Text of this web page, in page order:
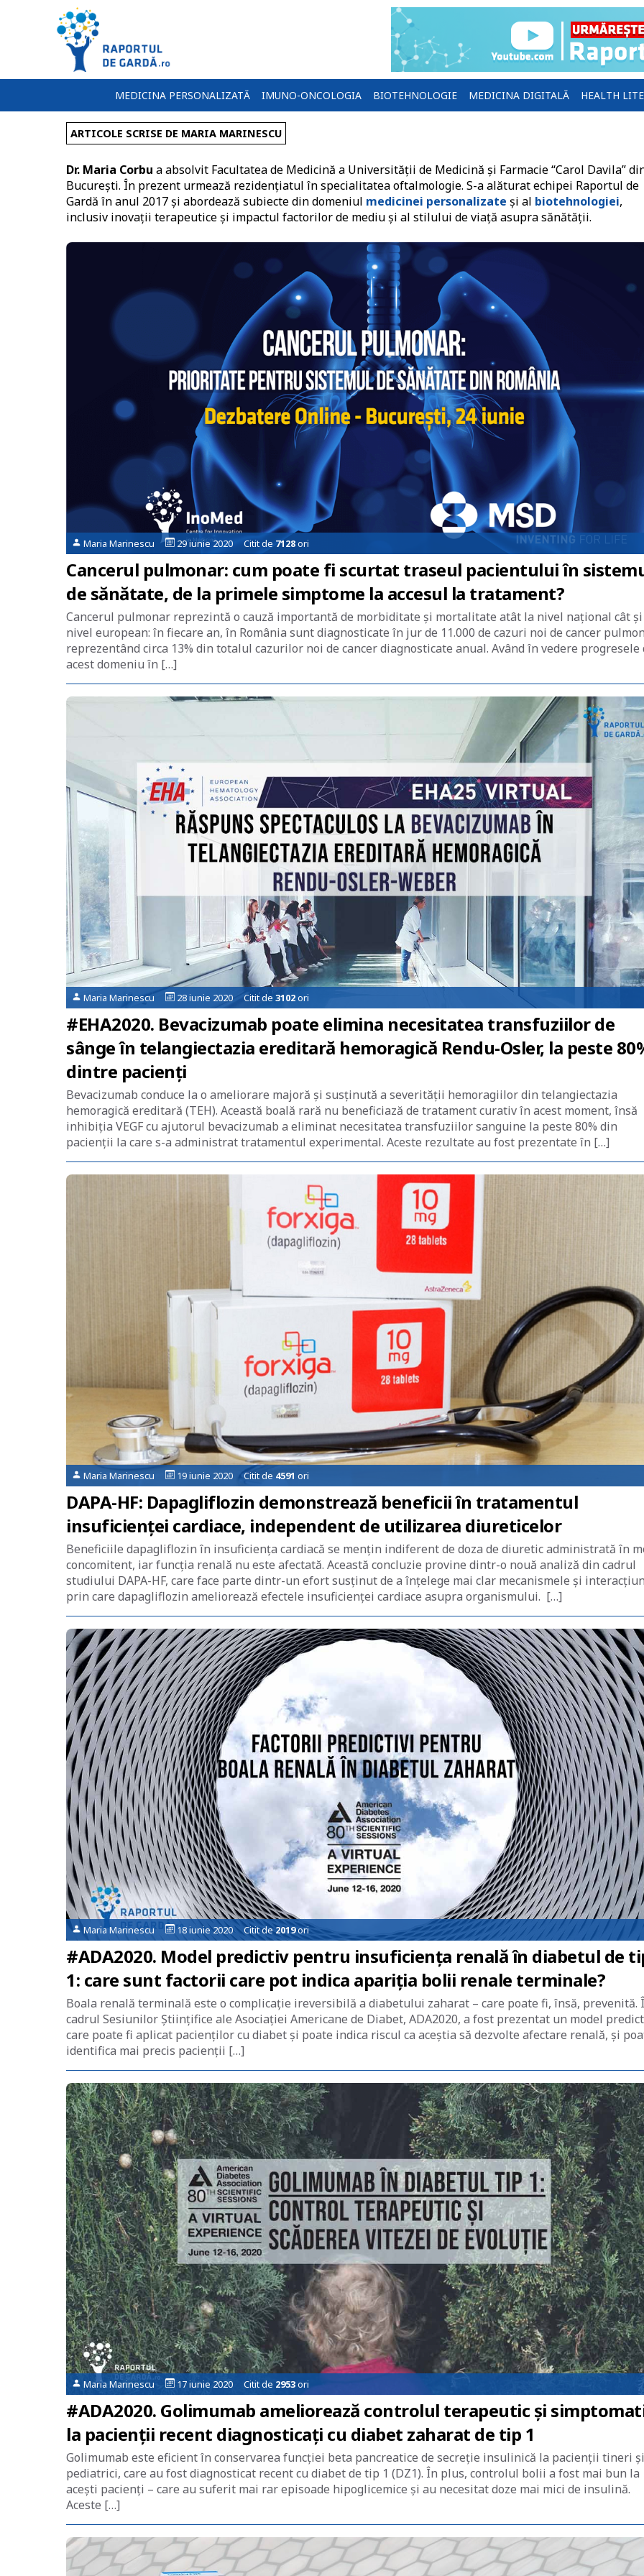
MEDICINA PERSONALIZATĂ IMUNO-ONCOLOGIA BIOTEHNOLOGIE MEDICINA DIGITALĂ HEALTH
ARTICOLE SCRISE DE MARIA MARINESCU
Dr. Maria Corbu a absolvit Facultatea de Medicină a Universității de Medicină și Farmacie “Carol Davila”
București. În prezent urmează rezidențiatul în specialitatea oftalmologie. S-a alăturat echipei Raportul de
Gardă în anul 2017 și abordează subiecte din domeniul medicinei personalizate și al biotehnologiei,
inclusiv inovații terapeutice și impactul factorilor de mediu și al stilului de viață asupra sănătății.
Maria Marinescu 29 iunie 2020 Citit de7128ori
Cancerul pulmonar: cum poate fi scurtat traseul pacientului în
de sănătate, de la primele simptome la accesul la tratament?
Cancerul pulmonar reprezintă o cauză importantă de morbiditate și mortalitate atât la nivel național cât
nivel european: în fiecare an, în România sunt diagnosticate în jur de 11.000 de cazuri noi de cancer
reprezentând circa 13% din totalul cazurilor noi de cancer diagnosticate anual. Având în vedere progresele
acest domeniu în […]
Maria Marinescu 28 iunie 2020 Citit de 3102ori
#EHA2020. Bevacizumab poate elimina necesitatea transfuziilor de
sânge în telangiectazia ereditară hemoragică Rendu-Osler, la peste
dintre pacienți
Bevacizumab conduce la o ameliorare majoră și susținută a severității hemoragiilor din telangiectazia
hemoragică ereditară (TEH). Această boală rară nu beneficiază de tratament curativ în acest moment, însă
inhibiția VEGF cu ajutorul bevacizumab a eliminat necesitatea transfuziilor sanguine la peste 80% din
pacienții la care s-a administrat tratamentul experimental. Aceste rezultate au fost prezentate în […]
Maria Marinescu 19 iunie 2020 Citit de 4591 ori
DAPA-HF: Dapagliflozin demonstrează beneficii în tratamentul
insuficienței cardiace, independent de utilizarea diureticelor
Beneficiile dapagliflozin în insuficiența cardiacă se mențin indiferent de doza de diuretic administrată în
concomitent, iar funcția renală nu este afectată. Această concluzie provine dintr-o nouă analiză din cadrul
studiului DAPA-HF, care face parte dintr-un efort susținut de a înțelege mai clar mecanismele și
prin care dapagliflozin ameliorează efectele insuficienței cardiace asupra organismului. […]
Maria Marinescu 18 iunie 2020 Citit de2019ori
#ADA2020. Model predictiv pentru insuficiența renală în diabetul de
1: care sunt factorii care pot indica apariția bolii renale terminale?
Boala renală terminală este o complicație ireversibilă a diabetului zaharat – care poate fi, însă, prevenită.
cadrul Sesiunilor Științifice ale Asociației Americane de Diabet, ADA2020, a fost prezentat un model
care poate fi aplicat pacienților cu diabet și poate indica riscul ca aceștia să dezvolte afectare renală, și
identifica mai precis pacienții […]
Maria Marinescu 17 iunie 2020 Citit de 2953ori
#ADA2020. Golimumab ameliorează controlul terapeutic și
la pacienții recent diagnosticați cu diabet zaharat de tip 1
Golimumab este eficient în conservarea funcției beta pancreatice de secreție insulinică la pacienții tineri și
pediatrici, care au fost diagnosticat recent cu diabet de tip 1 (DZ1). În plus, controlul bolii a fost mai bun la
acești pacienți – care au suferit mai rar episoade hipoglicemice și au necesitat doze mai mici de insulină.
Aceste […]